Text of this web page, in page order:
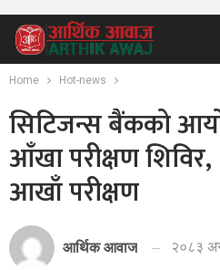
Home Hot-news
सिटिजन्स बैंकको
आँखा परीक्षण
आखाँ परीक्षण
आर्थिक आवाज २०८३